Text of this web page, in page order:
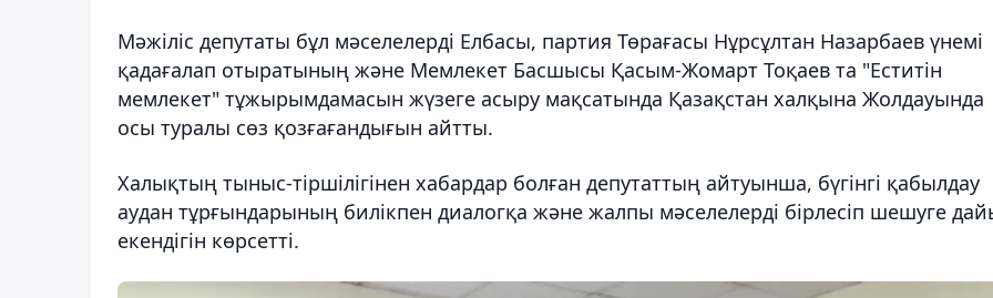
Мəжіліс депутаты бұл мәселелерді Елбасы, партия Төрағасы Нұрсұлтан Назарбаев үнемі
қадағалап отыратының жəне Мемлекет Басшысы Қасым-Жомарт Тоқаев та "Еститін
мемлекет" тұжырымдамасын жүзеге асыру мақсатында Қазақстан халқына Жолдауында
осы туралы сөз қозғағандығын айтты.
Халықтың тыныс-тіршілігінен хабардар болған депутаттың айтуынша, бүгінгі қабылдау
аудан тұрғындарының билікпен диалогқа және жалпы мәселелерді бірлесіп шешуге
екендігін көрсетті.